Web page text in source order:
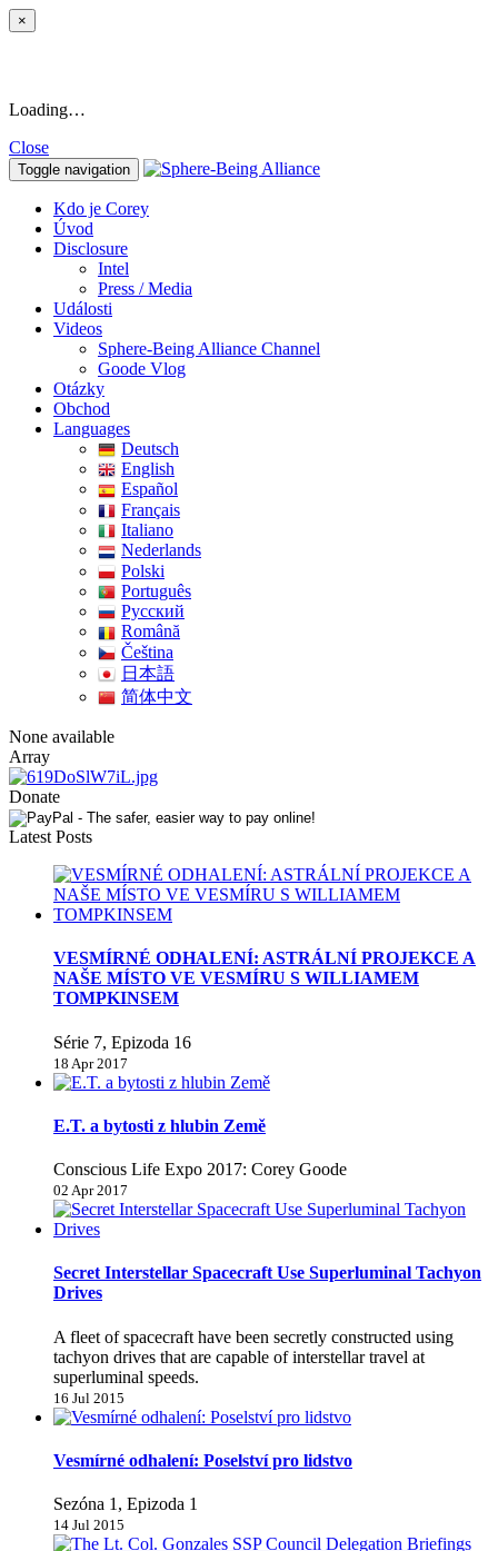
×
Loading…
Close
Toggle navigation
Kdo je Corey
Úvod
Disclosure
Intel
Press / Media
Události
Videos
Sphere-Being Alliance Channel
Goode Vlog
Otázky
Obchod
Languages
Deutsch
English
Español
Français
Italiano
Nederlands
Polski
Português
Pусский
Română
Čeština
日本語
简体中文
None available
Array
Donate
Latest Posts
VESMÍRNÉ ODHALENÍ: ASTRÁLNÍ PROJEKCE A
NAŠE MÍSTO VE VESMÍRU S WILLIAMEM
TOMPKINSEM
Série 7, Epizoda 16
18 Apr 2017
E.T. a bytosti z hlubin Země
Conscious Life Expo 2017: Corey Goode
02 Apr 2017
Secret Interstellar Spacecraft Use Superluminal Tachyon
Drives
A fleet of spacecraft have been secretly constructed using
tachyon drives that are capable of interstellar travel at
superluminal speeds.
16 Jul 2015
Vesmírné odhalení: Poselství pro lidstvo
Sezóna 1, Epizoda 1
14 Jul 2015